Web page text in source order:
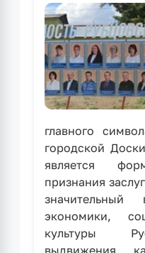
главного
городской
является
признания
экономики,
культуры
выдвижения